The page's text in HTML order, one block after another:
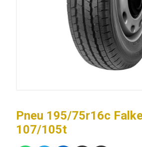
Pneu 195/75r16c
107/105t